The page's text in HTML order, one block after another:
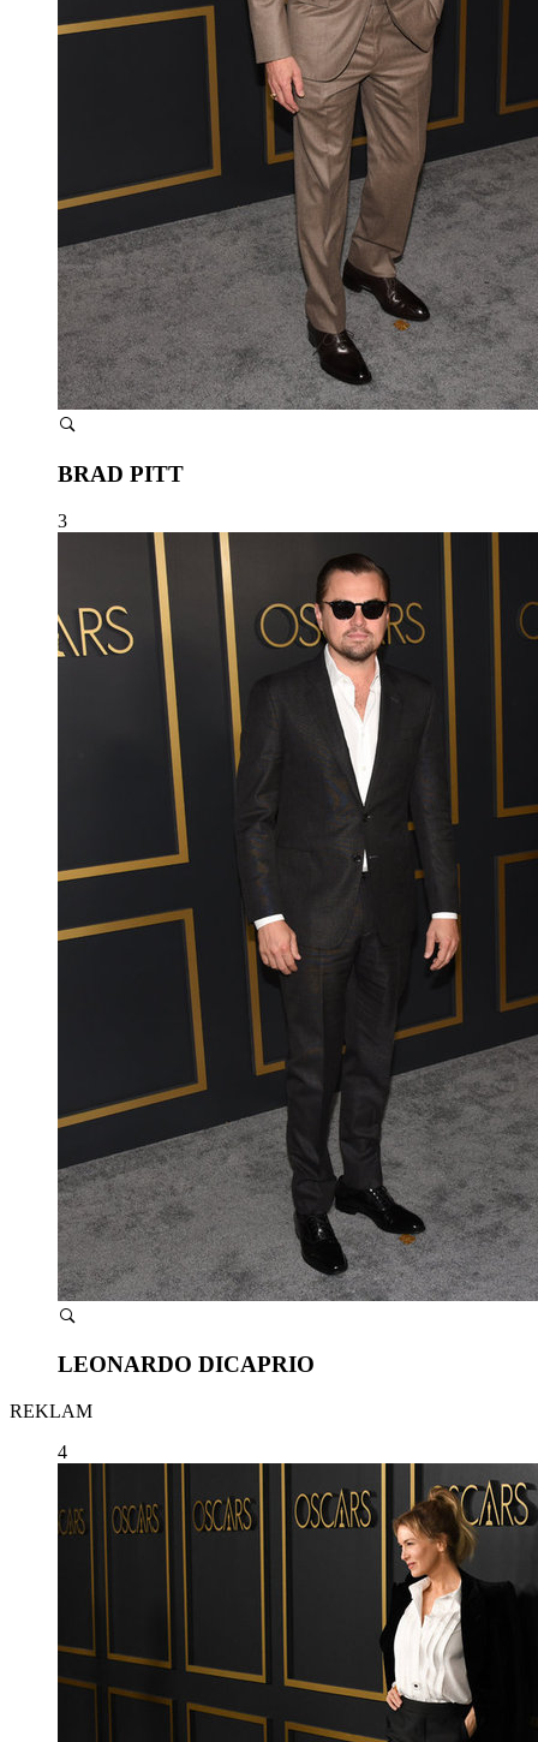
BRAD PITT
3
LEONARDO DICAPRIO
REKLAM
4